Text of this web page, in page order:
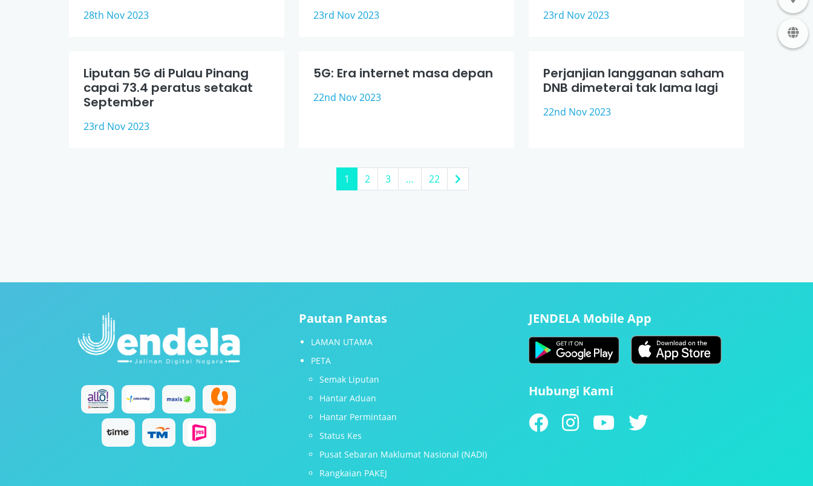
28th Nov 2023 23rd Nov 2023 23rd Nov 2023
Liputan 5G di Pulau Pinang
capai 73.4 peratus setakat
September
23rd Nov 2023
5G: Era internet masa depan
22nd Nov 2023
Perjanjian langganan saham
DNB dimeterai tak lama lagi
22nd Nov 2023
1 2 3 … 22
Pautan Pantas
LAMAN UTAMA
PETA
Semak Liputan
Hantar Aduan
Hantar Permintaan
Status Kes
Pusat Sebaran Maklumat Nasional (NADI)
Rangkaian PAKEJ
JENDELA Mobile App
Hubungi Kami